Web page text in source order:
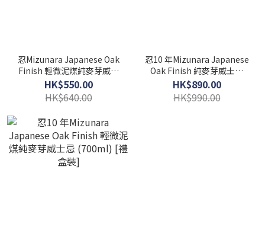
忍Mizunara Japanese Oak
Finish 輕微泥煤純麥芽威士
忌 (700ml) [禮盒裝]
HK$550.00
HK$640.00
忍10 年Mizunara Japanese
Oak Finish 純麥芽威士忌
(700ml) [禮盒裝]
HK$890.00
HK$990.00